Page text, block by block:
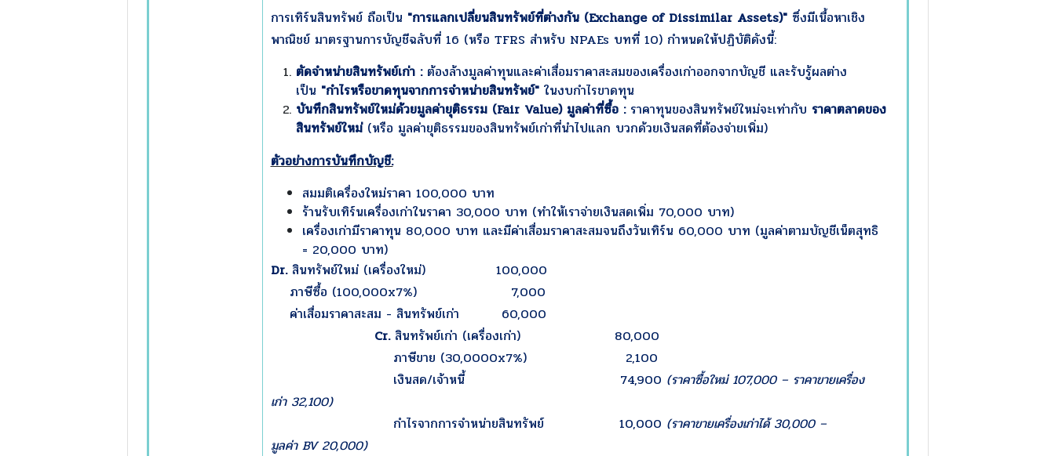
การเทิร์นสินทรัพย์ ถือเป็น "การแลกเปลี่ยนสินทรัพย์ที่ต่างกัน (Exchange of Dissimilar Assets)"ซึ่งมีเนื้อหาเชิง
พาณิชย์ มาตรฐานการบัญชีฉลับที่ 16 (หรือ TFRS สำหรับ NPAEs บทที่ 10) กำหนดให้ปฏิบัติดังนี้:
ตัดจำหน่ายสินทรัพย์เก่า :ต้องล้างมูลค่าทุนและค่าเสื่อมราคาสะสมของเครื่องเก่าออกจากบัญชี และรับรู้ผลต่าง
เป็น "กำไรหรือขาดทุนจากการจำหน่ายสินทรัพย์"ในงบกำไรขาดทุน
บันทึกสินทรัพย์ใหม่ด้วยมูลค่ายุติธรรม (Fair Value) มูลค่าที่ซื้อ :ราคาทุนของสินทรัพย์ใหม่จะเท่ากับ ราคาตลาดของ
สินทรัพย์ใหม่(หรือ มูลค่ายุติธรรมของสินทรัพย์เก่าที่นำไปแลก บวกด้วยเงินสดที่ต้องจ่ายเพิ่ม)
ตัวอย่างการบันทึกบัญชี:
สมมติเครื่องใหม่ราคา 100,000 บาท
ร้านรับเทิร์นเครื่องเก่าในราคา 30,000 บาท (ทำให้เราจ่ายเงินสดเพิ่ม 70,000 บาท)
เครื่องเก่ามีราคาทุน 80,000 บาท และมีค่าเสื่อมราคาสะสมจนถึงวันเทิร์น 60,000 บาท (มูลค่าตามบัญชีเน็ตสุทธิ
= 20,000 บาท)
Dr.สินทรัพย์ใหม่ (เครื่องใหม่) 100,000
ภาษีซื้อ (100,000x7%) 7,000
ค่าเสื่อมราคาสะสม - สินทรัพย์เก่า 60,000
Cr.สินทรัพย์เก่า (เครื่องเก่า) 80,000
ภาษีขาย (30,0000x7%) 2,100
เงินสด/เจ้าหนี้ 74,900 (ราคาซื้อใหม่ 107,000 – ราคาขายเครื่อง
เก่า 32,100)
กำไรจากการจำหน่ายสินทรัพย์ 10,000 (ราคาขายเครื่องเก่าได้ 30,000 –
มูลค่า BV 20,000)